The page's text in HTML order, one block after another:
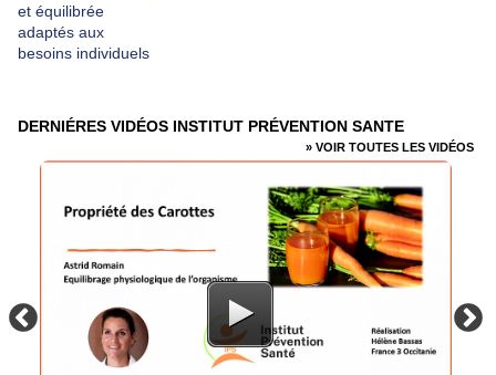
et équilibrée
adaptés aux
besoins individuels
DERNIÉRES VIDÉOS INSTITUT PRÉVENTION SANTE
» VOIR TOUTES LES VIDÉOS